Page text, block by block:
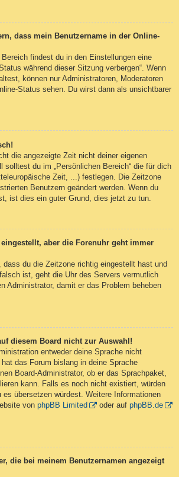
dass mein Benutzername in der Online-
findest du in den Einstellungen eine
während dieser Sitzung verbergen“. Wenn
können nur Administratoren, Moderatoren
Status sehen. Du wirst dann als unsichtbarer
die angezeigte Zeit nicht deiner eigenen
solltest du im „Persönlichen Bereich“ die für dich
Zeit, ...) festlegen. Die Zeitzone
Benutzern geändert werden. Wenn du
ist dies ein guter Grund, dies jetzt zu tun.
eingestellt, aber die Forenuhr geht immer
dass du die Zeitzone richtig eingestellt hast und
ist, geht die Uhr des Servers vermutlich
Administrator, damit er das Problem beheben
diesem Board nicht zur Auswahl!
entweder deine Sprache nicht
das Forum bislang in deine Sprache
Board-Administrator, ob er das Sprachpaket,
kann. Falls es noch nicht existiert, würden
es übersetzen würdest. Weitere Informationen
von phpBB Limited oder auf phpBB.de
die bei meinem Benutzernamen angezeigt